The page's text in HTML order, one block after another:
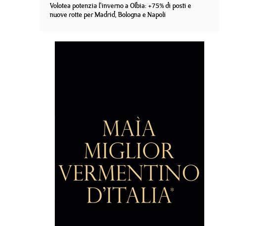
Volotea potenzia l'inverno a Olbia: +75% di posti e
nuove rotte per Madrid, Bologna e Napoli